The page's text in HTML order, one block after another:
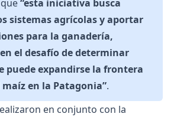
“esta iniciativa busca
sistemas agrícolas y aportar
para la ganadería,
el desafío de determinar
puede expandirse la frontera
en la Patagonia”.
en conjunto con la